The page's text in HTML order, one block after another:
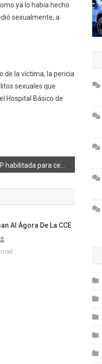
ya lo había hecho
sexualmente, a
de la víctima, la pericia
sexuales que
Hospital Básico de
Al Ágora De La CCE